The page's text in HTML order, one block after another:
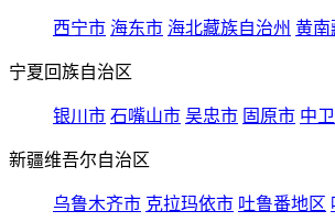
西宁市 海东市 海北藏族自治州 黄南
宁夏回族自治区
银川市 石嘴山市 吴忠市 固原市 中
新疆维吾尔自治区
乌鲁木齐市 克拉玛依市 吐鲁番地区